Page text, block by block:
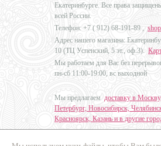
Екатеринбурге. Все права
всей России.
Телефон: +7 ( 912) 68-191-89 ,
Адрес нашего магазина:
10 (ТЦ Успенский, 5 эт., оф.3).
Мы работаем для Вас без
пн-сб 11:00-19:00, вс выходной
Мы предлагаем доставку в
Петербург, Новосибирск,
Красноярск, Казань и в другие